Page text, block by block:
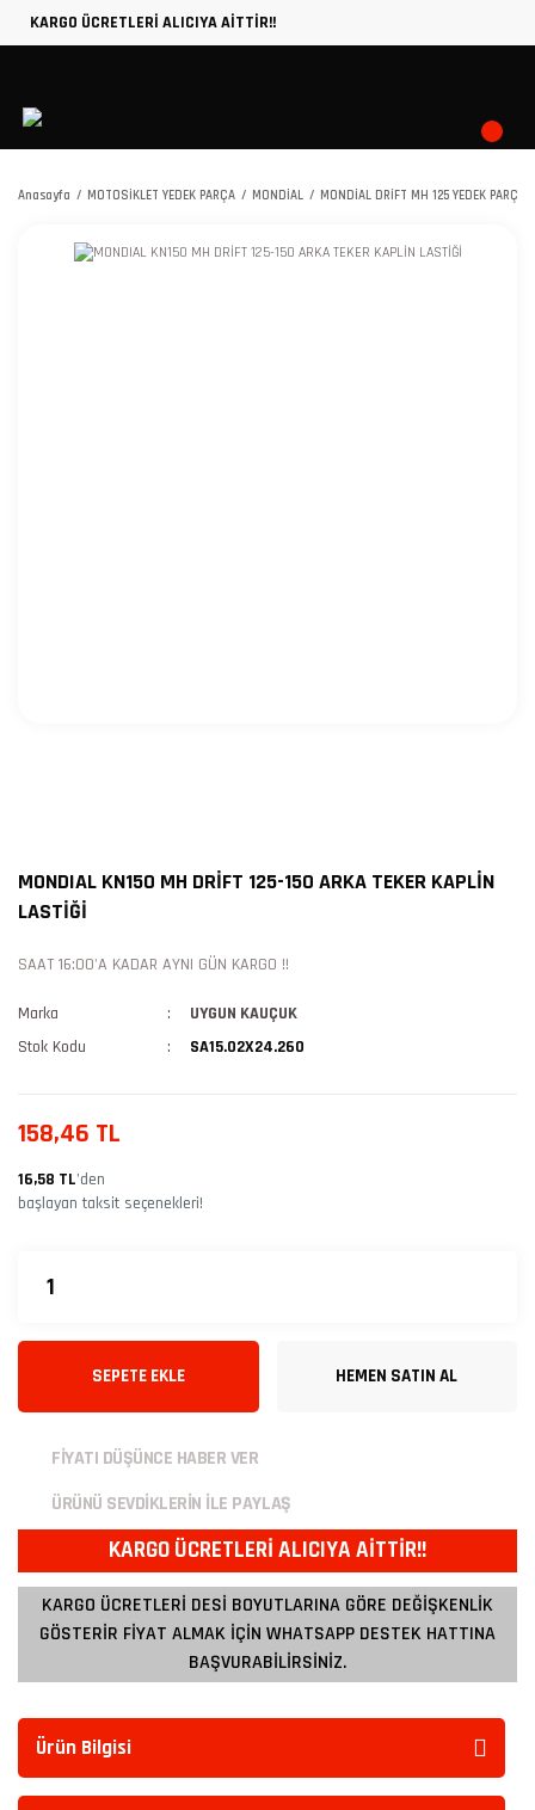
KARGO ÜCRETLERİ ALICIYA AİTTİR!!
Anasayfa MOTOSİKLET YEDEK PARÇA MONDİAL MONDİAL DRİFT MH 125 YEDEK PARÇA
MONDIAL KN150 MH DRİFT 125-150 ARKA TEKER KAPLİN
LASTİĞİ
SAAT 16:00'A KADAR AYNI GÜN KARGO !!
Marka
UYGUN KAUÇUK
Stok Kodu
SA15.02X24.260
158,46 TL
16,58 TL’den
başlayan taksit seçenekleri!
SEPETE EKLE HEMEN SATIN AL
FİYATI DÜŞÜNCE HABER VER
ÜRÜNÜ SEVDİKLERİN İLE PAYLAŞ
KARGO ÜCRETLERİ ALICIYA AİTTİR!!
KARGO ÜCRETLERİ DESİ BOYUTLARINA GÖRE DEĞİŞKENLİK
GÖSTERİR FİYAT ALMAK İÇİN WHATSAPP DESTEK HATTINA
BAŞVURABİLİRSİNİZ.
Ürün Bilgisi